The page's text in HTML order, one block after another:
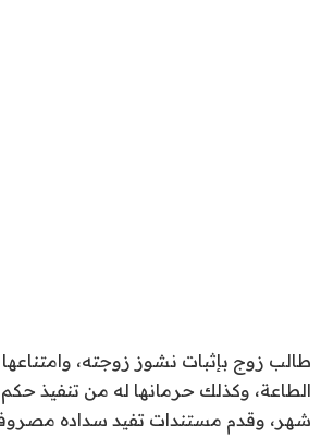
طالب زوج بإثبات نشوز زوجته،
شهر، وقدم مستندات تفيد سداده